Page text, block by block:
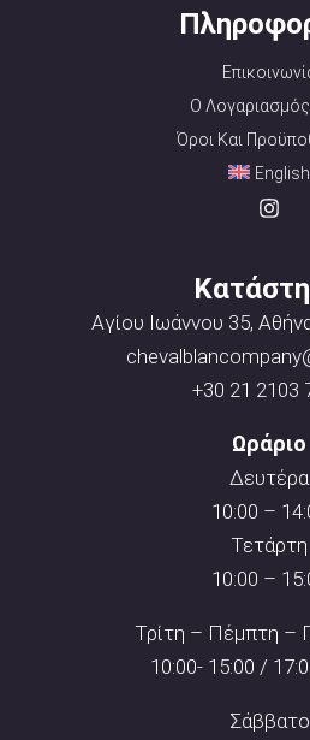
Ο
Όροι Και
English
Αγίου Ιωάννου 35,
+30 21 2103
Ωράριο
Δευτέρα
10:00 –
Τετάρτη
10:00 –
Τρίτη – Πέμπτη –
10:00- 15:00 /
Σάββατο